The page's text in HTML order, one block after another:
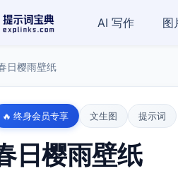
AI 写作 图
日樱雨壁纸
🔥 终身会员专享 文生图 提示词
日樱雨壁纸